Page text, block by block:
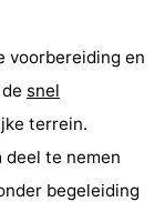
voorbereiding en
snel
terrein.
te nemen
begeleiding